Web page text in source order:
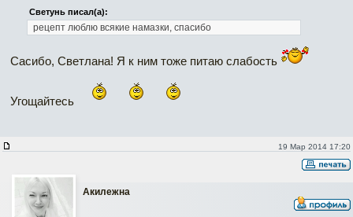
Светунь писал(а):
рецепт люблю всякие намазки, спасибо
Сасибо, Светлана! Я к ним тоже питаю слабость
Угощайтесь
19 Мар 2014 17:20
Акилежна